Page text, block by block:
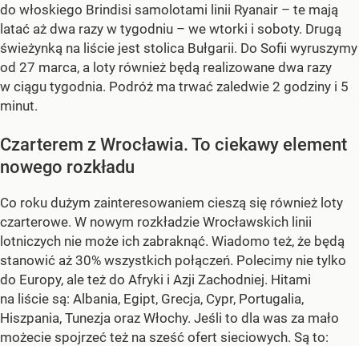
do włoskiego Brindisi samolotami linii Ryanair – te mają
latać aż dwa razy w tygodniu – we wtorki i soboty. Drugą
świeżynką na liście jest stolica Bułgarii. Do Sofii wyruszymy
od 27 marca, a loty również będą realizowane dwa razy
w ciągu tygodnia. Podróż ma trwać zaledwie 2 godziny i 5
minut.
Czarterem z Wrocławia. To ciekawy element
nowego rozkładu
Co roku dużym zainteresowaniem cieszą się również loty
czarterowe. W nowym rozkładzie Wrocławskich linii
lotniczych nie może ich zabraknąć. Wiadomo też, że będą
stanowić aż 30% wszystkich połączeń. Polecimy nie tylko
do Europy, ale też do Afryki i Azji Zachodniej. Hitami
na liście są: Albania, Egipt, Grecja, Cypr, Portugalia,
Hiszpania, Tunezja oraz Włochy. Jeśli to dla was za mało
możecie spojrzeć też na sześć ofert sieciowych. Są to: